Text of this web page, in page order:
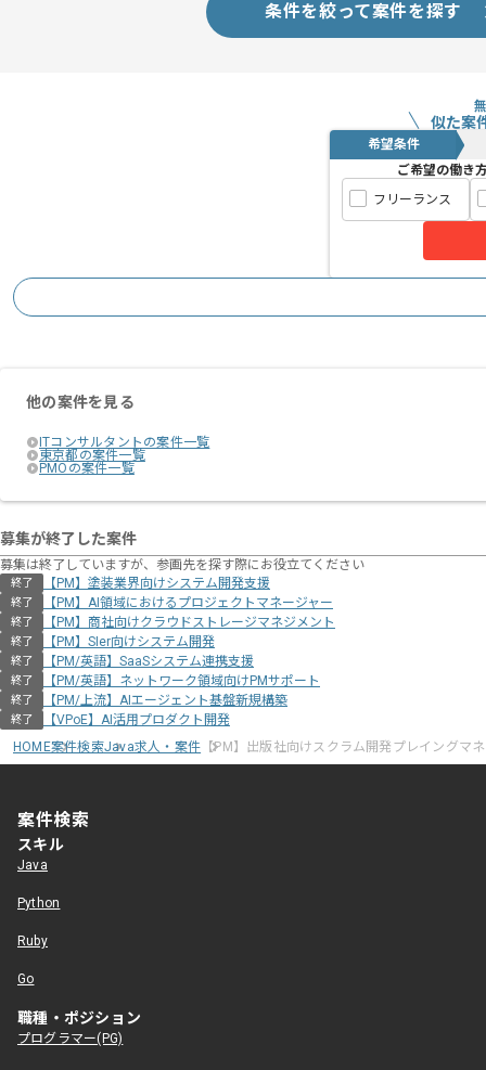
条件を絞って案件を探す
似た案
希望条件
ご希望の働き
フリーランス
他の案件を見る
ITコンサルタントの案件一覧
東京都の案件一覧
PMOの案件一覧
募集が終了した案件
募集は終了していますが、参画先を探す際にお役立てください
終了 【PM】塗装業界向けシステム開発支援
終了 【PM】AI領域におけるプロジェクトマネージャー
終了 【PM】商社向けクラウドストレージマネジメント
終了 【PM】SIer向けシステム開発
終了 【PM/英語】SaaSシステム連携支援
終了 【PM/英語】ネットワーク領域向けPMサポート
終了 【PM/上流】AIエージェント基盤新規構築
終了
【VPoE】AI活用プロダクト開発
HOME案件検索Java求人・案件 【PM】出版社向けスクラム開発プレイングマ
案件検索
スキル
Java
Python
Ruby
Go
職種・ポジション
プログラマー(PG)